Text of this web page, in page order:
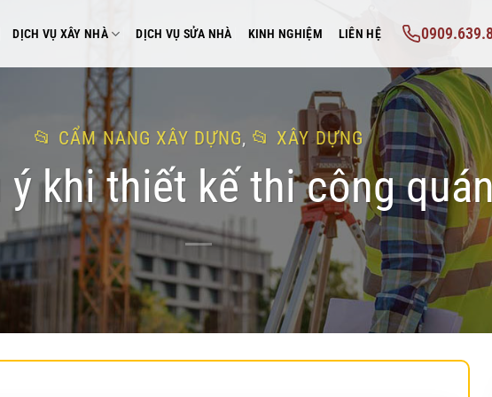
DỊCH VỤ XÂY NHÀ DỊCH VỤ SỬA NHÀ KINH NGHIỆM LIÊN HỆ
CẨM NANG XÂY DỰNG, XÂY DỰNG
khi thiết kế thi công